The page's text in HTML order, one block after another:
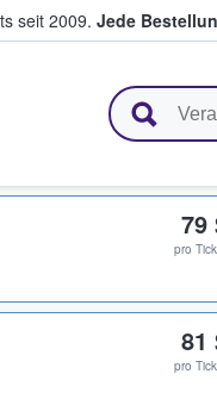
seit 2009. Jede
verkaufen
79
pro
81
pro